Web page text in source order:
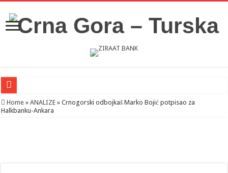
Novosti iz Acibadema
Home » ANALIZE » Crnogorski odbojkaš Marko Bojić potpisao za
Halkbanku-Ankara